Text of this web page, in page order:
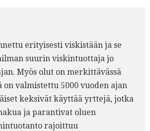
erityisesti viskistään ja se
suurin viskintuottaja jo
Myös olut on merkittävässä
on valmistettu 5000 vuoden ajan
keksivät käyttää yrttejä, jotka
ja parantivat oluen
rajoittuu